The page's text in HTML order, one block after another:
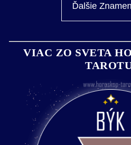
Ďalšie
VIAC ZO SVETA